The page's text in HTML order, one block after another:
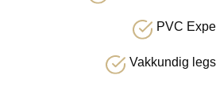
PVC
Vakkundig